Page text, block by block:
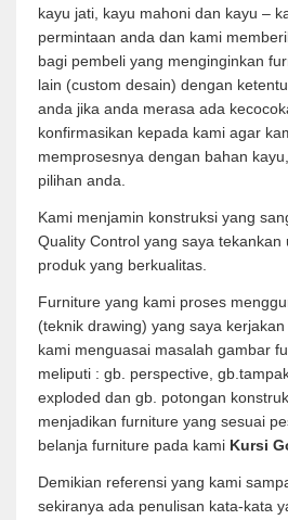
kayu jati, kayu mahoni dan kayu –
permintaan anda dan kami
bagi pembeli yang menginginkan
lain (custom desain) dengan
anda jika anda merasa ada
konfirmasikan kepada kami agar
memprosesnya dengan bahan
pilihan anda.
Kami menjamin konstruksi yang
Quality Control yang saya tekankan
produk yang berkualitas.
Furniture yang kami proses
(teknik drawing) yang saya
kami menguasai masalah gambar
meliputi : gb. perspective,
exploded dan gb. potongan
menjadikan furniture yang sesuai
belanja furniture pada kami Kursi
Demikian referensi yang kami
sekiranya ada penulisan kata-kata